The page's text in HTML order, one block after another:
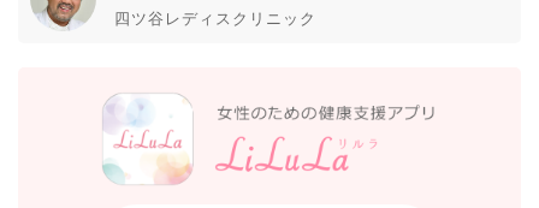
四ツ谷レディスクリニック